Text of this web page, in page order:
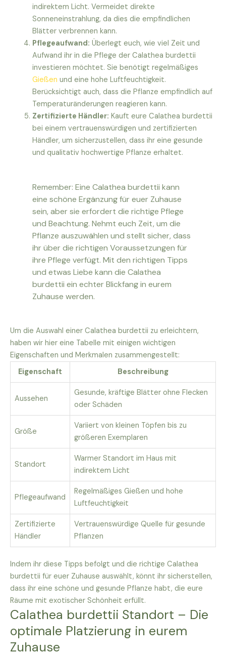
indirektem Licht. Vermeidet direkte
Sonneneinstrahlung, da dies die empfindlichen
Blätter verbrennen kann.
Pflegeaufwand: Überlegt euch, wie viel Zeit und
Aufwand ihr in die Pflege der Calathea burdettii
investieren möchtet. Sie benötigt regelmäßiges
Gießen und eine hohe Luftfeuchtigkeit.
Berücksichtigt auch, dass die Pflanze empfindlich auf
Temperaturänderungen reagieren kann.
Zertifizierte Händler: Kauft eure Calathea burdettii
bei einem vertrauenswürdigen und zertifizierten
Händler, um sicherzustellen, dass ihr eine gesunde
und qualitativ hochwertige Pflanze erhaltet.
Remember: Eine Calathea burdettii kann
eine schöne Ergänzung für euer Zuhause
sein, aber sie erfordert die richtige Pflege
und Beachtung. Nehmt euch Zeit, um die
Pflanze auszuwählen und stellt sicher, dass
ihr über die richtigen Voraussetzungen für
ihre Pflege verfügt. Mit den richtigen Tipps
und etwas Liebe kann die Calathea
burdettii ein echter Blickfang in eurem
Zuhause werden.
Um die Auswahl einer Calathea burdettii zu erleichtern,
haben wir hier eine Tabelle mit einigen wichtigen
Eigenschaften und Merkmalen zusammengestellt:
Eigenschaft
Beschreibung
Aussehen
Gesunde, kräftige Blätter ohne Flecken
oder Schäden
Größe
Variiert von kleinen Töpfen bis zu
größeren Exemplaren
Standort
Warmer Standort im Haus mit
indirektem Licht
Pflegeaufwand
Regelmäßiges Gießen und hohe
Luftfeuchtigkeit
Zertifizierte
Händler
Vertrauenswürdige Quelle für gesunde
Pflanzen
Indem ihr diese Tipps befolgt und die richtige Calathea
burdettii für euer Zuhause auswählt, könnt ihr sicherstellen,
dass ihr eine schöne und gesunde Pflanze habt, die eure
Räume mit exotischer Schönheit erfüllt.
Calathea burdettii Standort – Die
optimale Platzierung in eurem
Zuhause